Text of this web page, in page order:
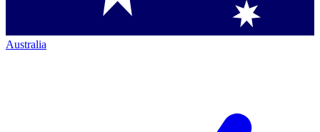
Australia